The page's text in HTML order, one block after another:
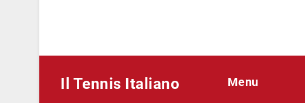
Il Tennis Italiano Menu